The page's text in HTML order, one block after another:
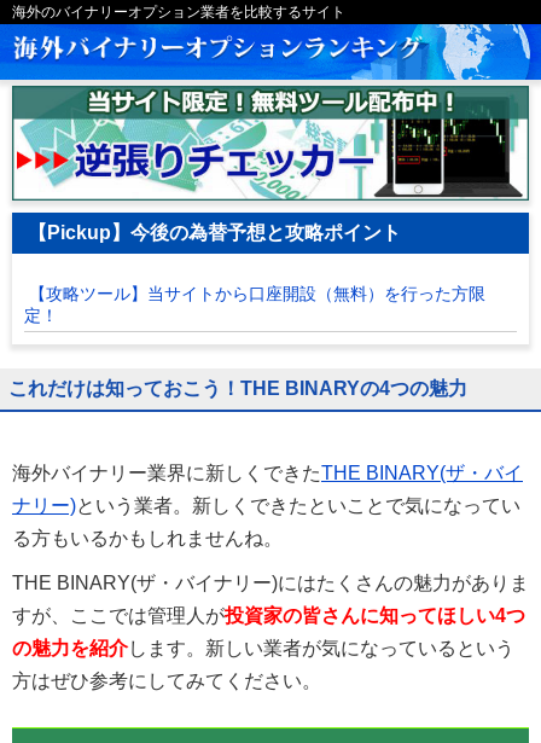
海外のバイナリーオプション業者を比較するサイト
【Pickup】今後の為替予想と攻略ポイント
【攻略ツール】当サイトから口座開設（無料）を行った方限
定！
これだけは知っておこう！THE BINARYの4つの魅力
海外バイナリー業界に新しくできたTHE BINARY(ザ・バイ
ナリー)という業者。新しくできたといことで気になってい
る方もいるかもしれませんね。
THE BINARY(ザ・バイナリー)にはたくさんの魅力がありま
すが、ここでは管理人が投資家の皆さんに知ってほしい4つ
の魅力を紹介します。新しい業者が気になっているという
方はぜひ参考にしてみてください。